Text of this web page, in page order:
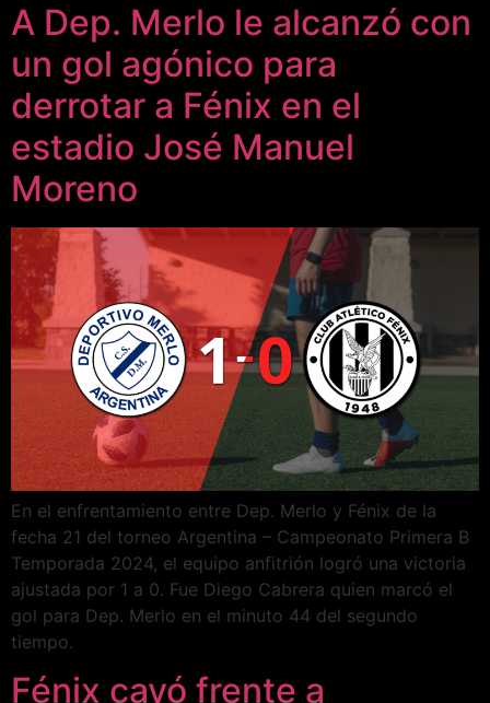
A Dep. Merlo le alcanzó con
un gol agónico para
derrotar a Fénix en el
estadio José Manuel
Moreno
En el enfrentamiento entre Dep. Merlo y Fénix de la
fecha 21 del torneo Argentina – Campeonato Primera B
Temporada 2024, el equipo anfitrión logró una victoria
ajustada por 1 a 0. Fue Diego Cabrera quien marcó el
gol para Dep. Merlo en el minuto 44 del segundo
tiempo.
Fénix cayó frente a